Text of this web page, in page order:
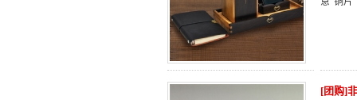
[团购]